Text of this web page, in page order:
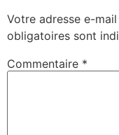
Votre adresse e-
obligatoires sont
Commentaire *